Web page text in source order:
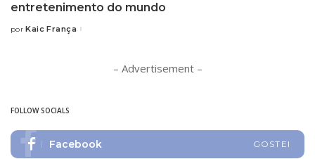
entretenimento do mundo
Posted
por Kaic França
– Advertisement –
FOLLOW SOCIALS
Facebook GOSTEI